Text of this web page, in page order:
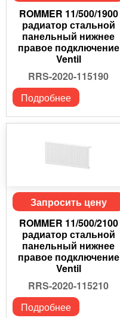
ROMMER 11/500/1900
радиатор стальной
панельный нижнее
правое подключение
Ventil
RRS-2020-115190
Подробнее
Запросить цену
ROMMER 11/500/2100
радиатор стальной
панельный нижнее
правое подключение
Ventil
RRS-2020-115210
Подробнее